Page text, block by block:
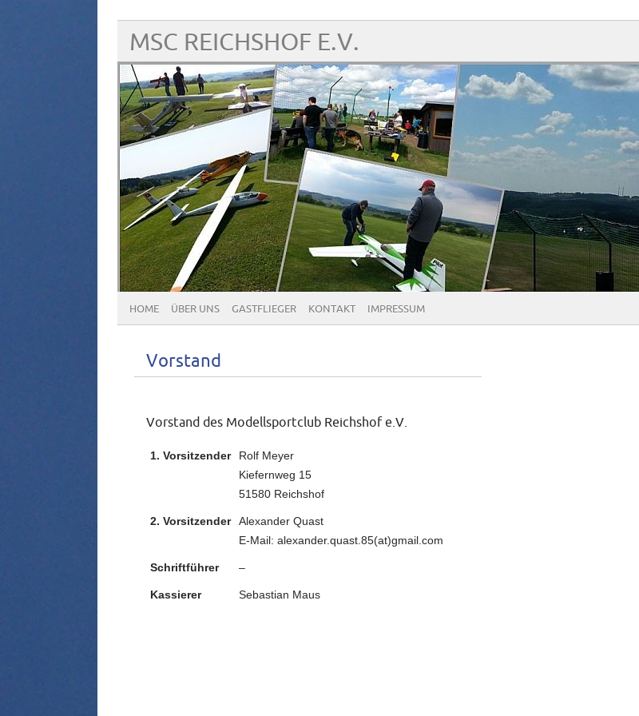
MSC REICHSHOF E.V.
HOME ÜBER UNS GASTFLIEGER KONTAKT IMPRESSUM
Vorstand
Vorstand des Modellsportclub Reichshof e.V.
1. Vorsitzender
Rolf Meyer
Kiefernweg 15
51580 Reichshof
2. Vorsitzender
Alexander Quast
E-Mail: alexander.quast.85(at)gmail.com
Schriftführer –
Kassierer Sebastian Maus